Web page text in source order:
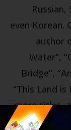
Russian,
even Korean.
author
Water”,
Bridge”,
“This Land is
more titles,
the